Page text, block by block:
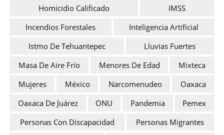
Homicidio Calificado
IMSS
Incendios Forestales
Inteligencia Artificial
Istmo De Tehuantepec
Lluvias Fuertes
Masa De Aire Frío
Menores De Edad
Mixteca
Mujeres
México Narcomenudeo
Oaxaca
Oaxaca De Juárez
ONU Pandemia
Pemex
Personas Con Discapacidad
Personas Migrantes